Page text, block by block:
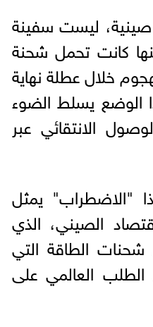
صينية، ليست سفينة
كانت تحمل شحنة
خلال عطلة نهاية
الوضع يسلط الضوء
الانتقائي عبر
"الاضطراب" يمثل
الصيني، الذي
الطاقة التي
العالمي على